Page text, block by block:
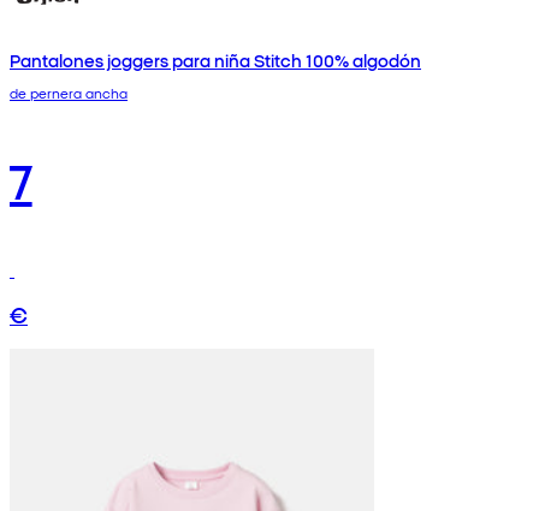
Pantalones joggers para niña Stitch 100% algodón
de pernera ancha
7
€